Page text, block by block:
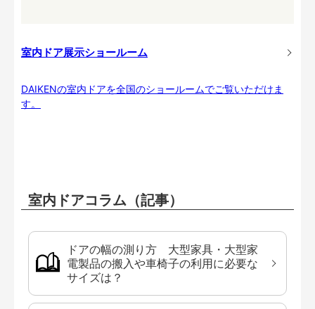
室内ドア展示ショールーム
DAIKENの室内ドアを全国のショールームでご覧いただけま
す。
室内ドアコラム（記事）
ドアの幅の測り方 大型家具・大型家
電製品の搬入や車椅子の利用に必要な
サイズは？